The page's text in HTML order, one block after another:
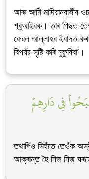
আৰু আমি মাদিয়ানবাসীৰ
শ্বুআইবক। তাৰ পিছত
কেৱল আল্লাহৰ ইবাদত
বিপৰ্যয় সৃষ্টি কৰি নুফুৰিবা’।
فِي دَارِهِمۡ
তথাপিও সিহঁতে তেওঁক
আক্ৰান্ত হৈ নিজ নিজ